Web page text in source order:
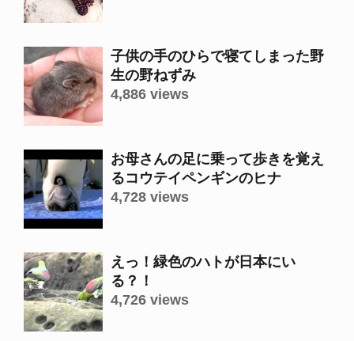
子供の手のひらで寝てしまった野
生の野ねずみ
4,886 views
お母さんの足に乗って歩きを覚え
るコウテイペンギンのヒナ
4,728 views
えっ！緑色のハトが日本にい
る？！
4,726 views